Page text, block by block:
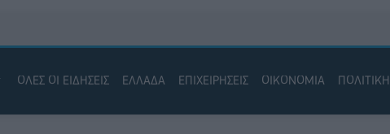
ΟΛΕΣ ΟΙ ΕΙΔΗΣΕΙΣ ΕΛΛΑΔΑ ΕΠΙΧΕΙΡΗΣΕΙΣ ΟΙΚΟΝΟΜΙΑ ΠΟΛΙΤΙΚΗ